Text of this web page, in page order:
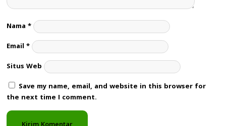
Nama *
Email *
Situs Web
Save my name, email, and website in this browser for
the next time I comment.